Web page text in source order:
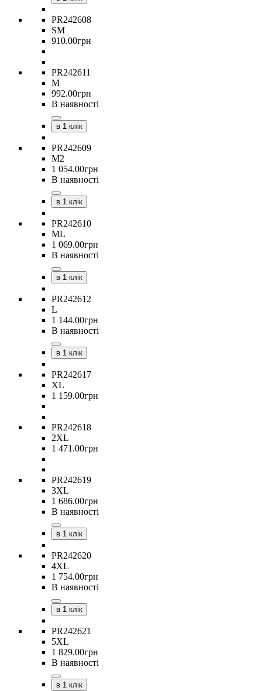
PR242608
SM
910.00грн
PR242611
M
992.00грн
В наявності
в 1 клік
PR242609
M2
1 054.00грн
В наявності
в 1 клік
PR242610
ML
1 069.00грн
В наявності
в 1 клік
PR242612
L
1 144.00грн
В наявності
в 1 клік
PR242617
XL
1 159.00грн
PR242618
2XL
1 471 .00грн
PR242619
3XL
1 686.00грн
В наявності
в 1 клік
PR242620
4XL
1 754.00грн
В наявності
в 1 клік
PR242621
5XL
1 829.00грн
В наявності
в 1 клік